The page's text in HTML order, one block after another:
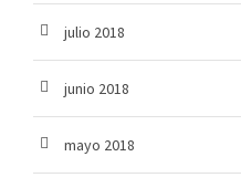
julio 2018
junio 2018
mayo 2018